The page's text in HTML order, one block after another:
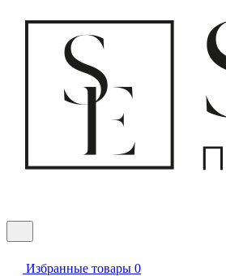
Избранные товары 0